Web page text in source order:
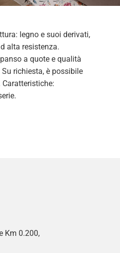
legno e suoi derivati,
alta resistenza.
a quote e qualità
richiesta, è possibile
Km 0.200,